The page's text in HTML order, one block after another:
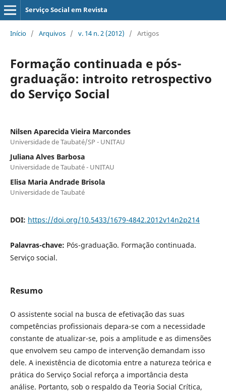
Serviço Social em Revista
Início / Arquivos / v. 14 n. 2 (2012) / Artigos
Formação continuada e pós-
graduação: introito retrospectivo
do Serviço Social
Nilsen Aparecida Vieira Marcondes
Universidade de Taubaté/SP - UNITAU
Juliana Alves Barbosa
Universidade de Taubaté - UNITAU
Elisa Maria Andrade Brisola
Universidade de Taubaté
DOI: https://doi.org/10.5433/1679-4842.2012v14n2p214
Palavras-chave: Pós-graduação. Formação continuada.
Serviço social.
Resumo
O assistente social na busca de efetivação das suas
competências profissionais depara-se com a necessidade
constante de atualizar-se, pois a amplitude e as dimensões
que envolvem seu campo de intervenção demandam isso
dele. A inexistência de dicotomia entre a natureza teórica e
prática do Serviço Social reforça a importância desta
análise. Portanto, sob o respaldo da Teoria Social Crítica,